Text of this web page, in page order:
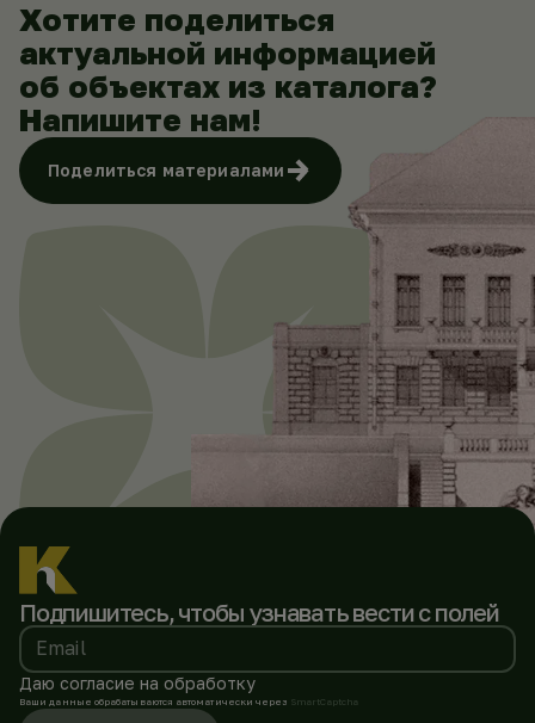
Хотите поделиться
актуальной информацией
об объектах из каталога?
Напишите нам!
Поделиться материалами
Подпишитесь, чтобы узнавать вести с полей
Email
Даю согласие на обработку
Ваши данные обрабатываются автоматически через SmartCaptcha